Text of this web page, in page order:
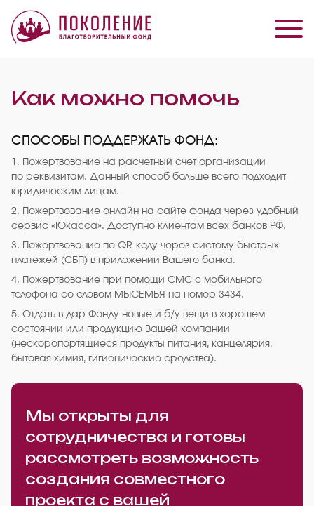
Как можно помочь
СПОСОБЫ ПОДДЕРЖАТЬ ФОНД:
1. Пожертвование на расчетный счет организации
по реквизитам. Данный способ больше всего подходит
юридическим лицам.
2. Пожертвование онлайн на сайте фонда через удобный
сервис «Юкасса». Доступно клиентам всех банков РФ.
3. Пожертвование по QR-коду через систему быстрых
платежей (СБП) в приложении Вашего банка.
4. Пожертвование при помощи СМС с мобильного
телефона со словом МЫСЕМЬЯ на номер 3434.
5. Отдать в дар Фонду новые и б/у вещи в хорошем
состоянии или продукцию Вашей компании
(нескоропортящиеся продукты питания, канцелярия,
бытовая химия, гигиенические средства).
Мы открыты для
сотрудничества и готовы
рассмотреть возможность
создания совместного
проекта с вашей